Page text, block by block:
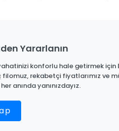
Yararlanın
konforlu hale getirmek için
rekabetçi fiyatlarımız ve
anında yanınızdayız.